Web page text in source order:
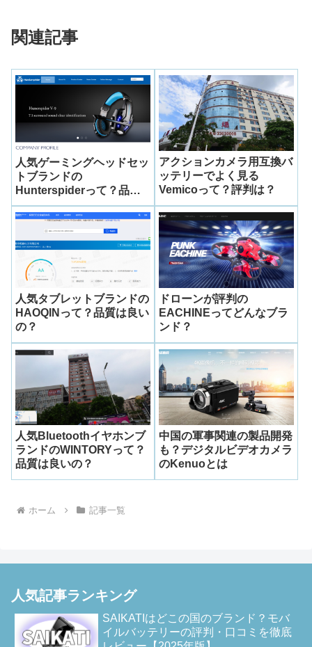
関連記事
人気ゲーミングヘッドセッ
トブランドの
Hunterspiderって？品質
は良いの？
アクションカメラ用互換バ
ッテリーでよく見る
Vemicoって？評判は？
人気タブレットブランドの
HAOQINって？品質は良い
の？
ドローンが評判の
EACHINEってどんなブラ
ンド？
人気Bluetoothイヤホンブ
ランドのWINTORYって？
品質は良いの？
中国の軍事関連の製品開発
も？デジタルビデオカメラ
のKenuoとは
ホーム 記事一覧
人気記事ランキング
SAIKATIはどこの国のブランド？モバ
イルバッテリーの評判・口コミを徹底